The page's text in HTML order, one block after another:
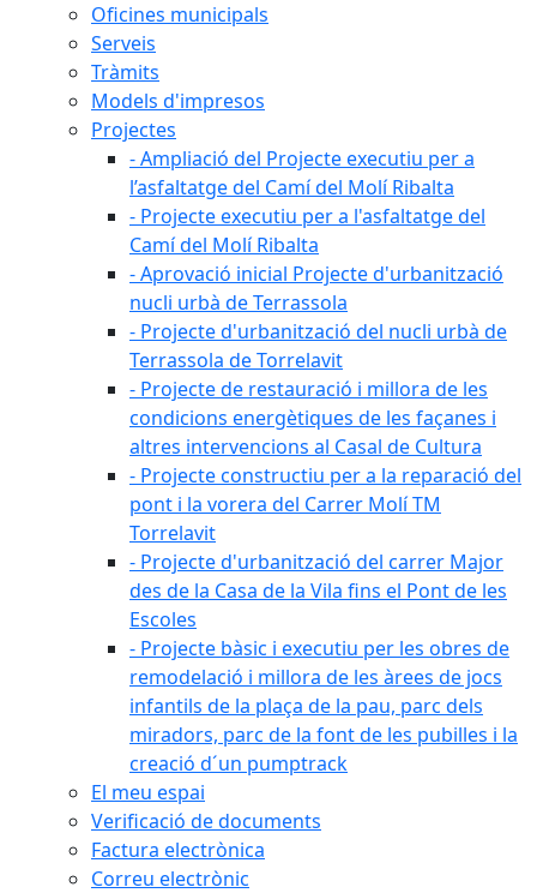
Oficines municipals
Serveis
Tràmits
Models d'impresos
Projectes
- Ampliació del Projecte executiu per a
l’asfaltatge del Camí del Molí Ribalta
- Projecte executiu per a l'asfaltatge del
Camí del Molí Ribalta
- Aprovació inicial Projecte d'urbanització
nucli urbà de Terrassola
- Projecte d'urbanització del nucli urbà de
Terrassola de Torrelavit
- Projecte de restauració i millora de les
condicions energètiques de les façanes i
altres intervencions al Casal de Cultura
- Projecte constructiu per a la reparació del
pont i la vorera del Carrer Molí TM
Torrelavit
- Projecte d'urbanització del carrer Major
des de la Casa de la Vila fins el Pont de les
Escoles
- Projecte bàsic i executiu per les obres de
remodelació i millora de les àrees de jocs
infantils de la plaça de la pau, parc dels
miradors, parc de la font de les pubilles i la
creació d´un pumptrack
El meu espai
Verificació de documents
Factura electrònica
Correu electrònic